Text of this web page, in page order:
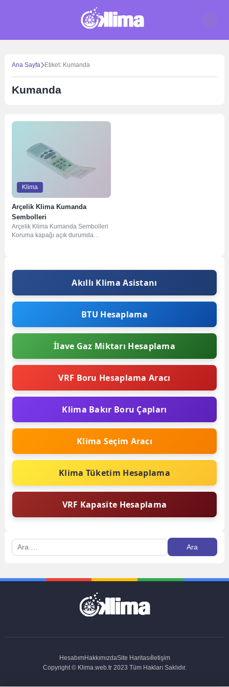
Ana Sayfa Etiket: Kumanda
Kumanda
Klima
Arçelik Klima Kumanda
Sembolleri
Arçelik Klima Kumanda Sembolleri
Koruma kapağı açık durumda
Akıllı Klima Asistanı
BTU Hesaplama
İlave Gaz Miktarı Hesaplama
VRF Boru Hesaplama Aracı
Klima Bakır Boru Çapları
Klima Seçim Aracı
Klima Tüketim Hesaplama
VRF Kapasite Hesaplama
Arama:
HesabımHakkımızdaSite Haritasıİletişim
Copyright © Klima.web.tr 2023 Tüm Hakları Saklıdır.